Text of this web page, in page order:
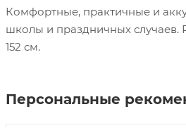
Комфортные, практичные и
школы и праздничных случаев.
152 см.
Персональные